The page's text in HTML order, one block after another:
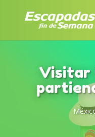
Visitar